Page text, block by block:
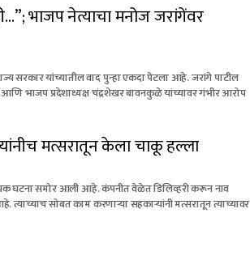
भाजप नेत्याचा मनोज जरांगेंवर
सरकार यांच्यातील वाद पुन्हा एकदा पेटला आहे. जरांगे पाटील
भाजप प्रदेशाध्यक्ष चंद्रशेखर बावनकुळे यांच्यावर गंभीर आरोप
मत्सरातून केला चाकू हल्ला
समोर आली आहे. कंपनीत वेळेत डिलिव्हरी करून नाव
सोबत काम करणाऱ्या सहकाऱ्यांनी मत्सरातून त्याच्यावर